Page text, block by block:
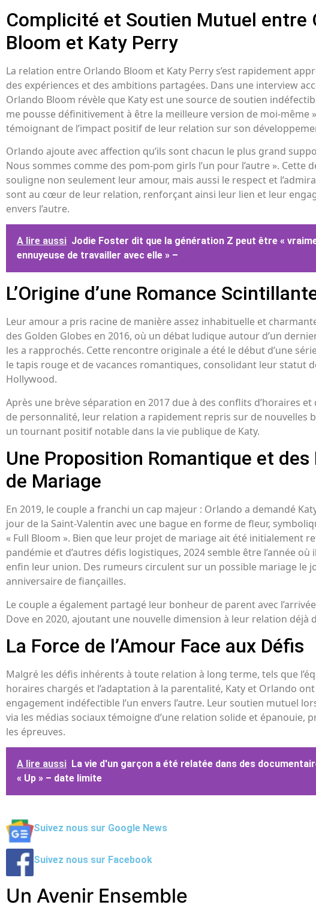
Complicité et Soutien Mutuel entre
Bloom et Katy Perry
La relation entre Orlando Bloom et Katy Perry s’est rapidement
des expériences et des ambitions partagées. Dans une interview
Orlando Bloom révèle que Katy est une source de soutien
me pousse définitivement à être la meilleure version de moi-même
témoignant de l’impact positif de leur relation sur son
Orlando ajoute avec affection qu’ils sont chacun le plus grand
Nous sommes comme des pom-pom girls l’un pour l’autre ». Cette
souligne non seulement leur amour, mais aussi le respect et
sont au cœur de leur relation, renforçant ainsi leur lien et leur
envers l’autre.
A lire aussi Jodie Foster dit que la génération Z peut être «
ennuyeuse de travailler avec elle » –
L’Origine d’une Romance
Leur amour a pris racine de manière assez inhabituelle et
des Golden Globes en 2016, où un débat ludique autour d’un
les a rapprochés. Cette rencontre originale a été le début d’une
le tapis rouge et de vacances romantiques, consolidant leur statut
Hollywood.
Après une brève séparation en 2017 due à des conflits d’horaires et
de personnalité, leur relation a rapidement repris sur de nouvelles
un tournant positif notable dans la vie publique de Katy.
Une Proposition Romantique et des
de Mariage
En 2019, le couple a franchi un cap majeur : Orlando a demandé
jour de la Saint-Valentin avec une bague en forme de fleur,
« Full Bloom ». Bien que leur projet de mariage ait été initialement
pandémie et d’autres défis logistiques, 2024 semble être l’année
enfin leur union. Des rumeurs circulent sur un possible mariage le
anniversaire de fiançailles.
Le couple a également partagé leur bonheur de parent avec
Dove en 2020, ajoutant une nouvelle dimension à leur relation déjà
La Force de l’Amour Face aux Défis
Malgré les défis inhérents à toute relation à long terme, tels que
horaires chargés et l’adaptation à la parentalité, Katy et Orlando
engagement indéfectible l’un envers l’autre. Leur soutien mutuel
via les médias sociaux témoigne d’une relation solide et épanouie,
les épreuves.
A lire aussi La vie d'un garçon a été relatée dans des
« Up » – date limite
Suivez nous sur Google News
Suivez nous sur Facebook
Un Avenir Ensemble